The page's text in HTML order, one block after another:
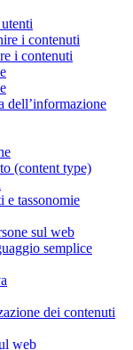
i contenuti
i contenuti
dell’informazione
(content type)
e tassonomie
sul web
semplice
dei contenuti
web